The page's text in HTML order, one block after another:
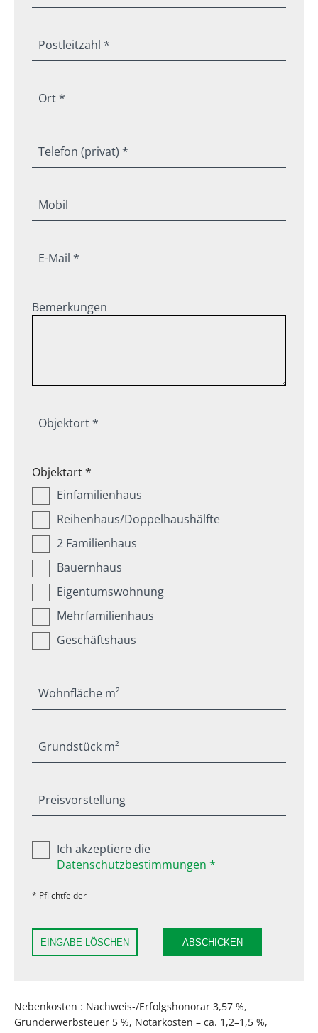
Postleitzahl *
Ort *
Telefon (privat) *
Mobil
E-Mail *
Bemerkungen
Objektort *
Objektart *
Einfamilienhaus
Reihenhaus/Doppelhaushälfte
2 Familienhaus
Bauernhaus
Eigentumswohnung
Mehrfamilienhaus
Geschäftshaus
Wohnfläche m²
Grundstück m²
Preisvorstellung
Ich akzeptiere die
Datenschutzbestimmungen *
* Pflichtfelder
EINGABE LÖSCHEN ABSCHICKEN
Nebenkosten : Nachweis-/Erfolgshonorar 3,57 %,
Grunderwerbsteuer 5 %, Notarkosten – ca. 1,2–1,5 %,